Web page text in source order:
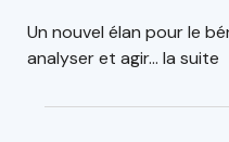
Un nouvel élan pour le
analyser et agir… la suite